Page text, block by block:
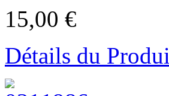
15,00 €
Détails du